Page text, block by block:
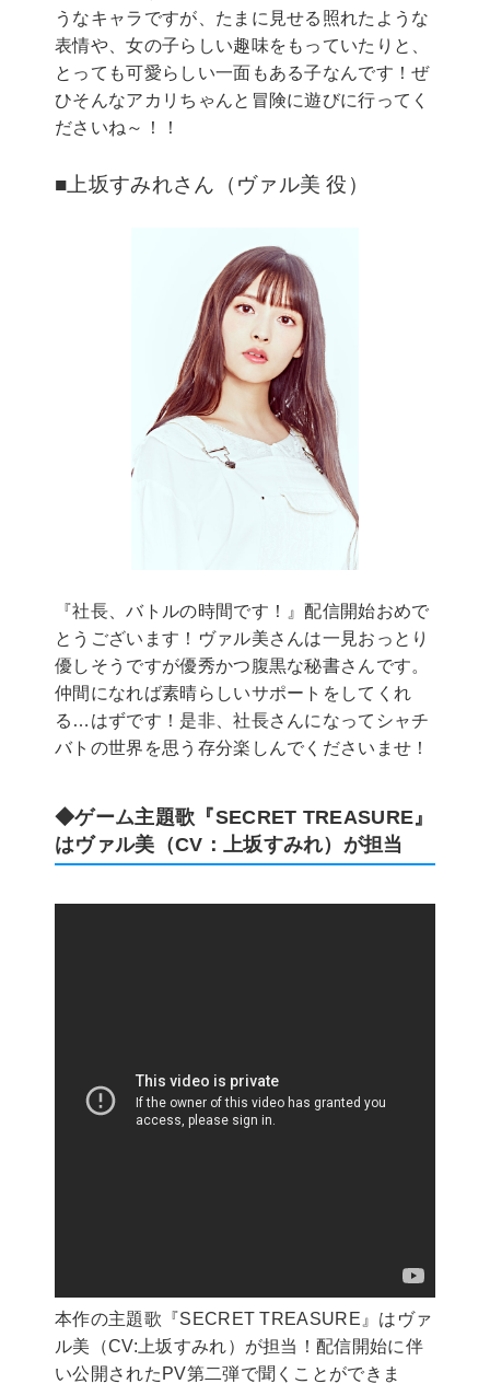
うなキャラですが、たまに見せる照れたような
表情や、女の子らしい趣味をもっていたりと、
とっても可愛らしい一面もある子なんです！ぜ
ひそんなアカリちゃんと冒険に遊びに行ってく
ださいね～！！
■上坂すみれさん（ヴァル美 役）
『社長、バトルの時間です！』配信開始おめで
とうございます！ヴァル美さんは一見おっとり
優しそうですが優秀かつ腹黒な秘書さんです。
仲間になれば素晴らしいサポートをしてくれ
る…はずです！是非、社長さんになってシャチ
バトの世界を思う存分楽しんでくださいませ！
◆ゲーム主題歌『SECRET TREASURE』
はヴァル美（CV：上坂すみれ）が担当
本作の主題歌『SECRET TREASURE』はヴァ
ル美（CV:上坂すみれ）が担当！配信開始に伴
い公開されたPV第二弾で聞くことができま